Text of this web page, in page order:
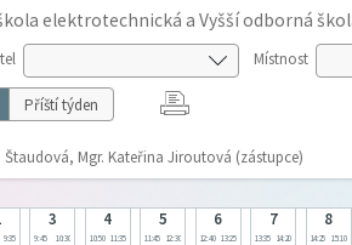
elektrotechnická a Vyšší odborná
Místnost
Příští týden
Mgr. Kateřina Jiroutová (zástupce)
9:35
3
9:45 10:30
4
10:50 11:35
5
11:45 12:30
6
12:40 13:25
7
13:35 14:20
8
14:25 15:10